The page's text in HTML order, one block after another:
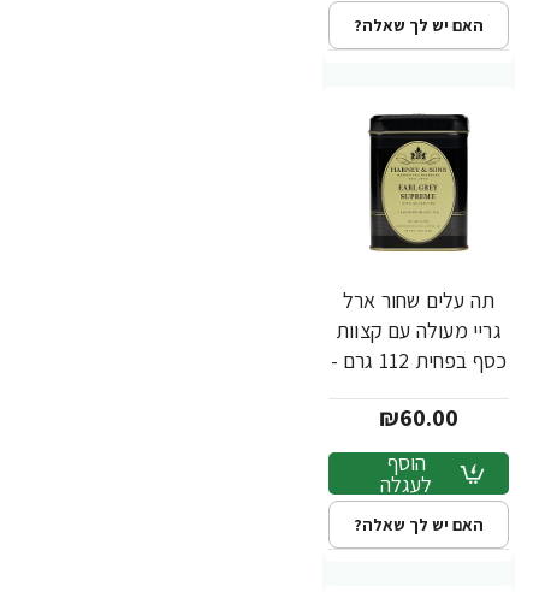
האם יש לך שאלה?
תה עלים שחור ארל
גריי מעולה עם קצוות
כסף בפחית 112 גרם -
Sons
₪60.00
הוסף
לעגלה
האם יש לך שאלה?